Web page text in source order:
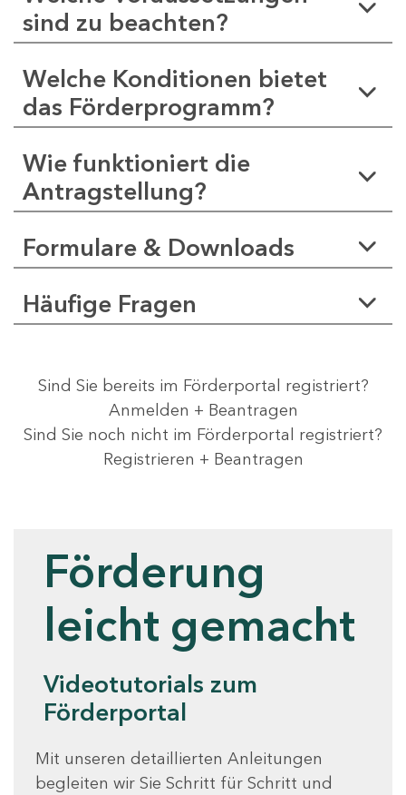
sind zu beachten?
Welche Konditionen bietet
das Förderprogramm?
Wie funktioniert die
Antragstellung?
Formulare & Downloads
Häufige Fragen
Sind Sie bereits im Förderportal registriert?
Anmelden + Beantragen
Sind Sie noch nicht im Förderportal registriert?
Registrieren + Beantragen
Förderung
leicht gemacht
Videotutorials zum
Förderportal
Mit unseren detaillierten Anleitungen
begleiten wir Sie Schritt für Schritt und